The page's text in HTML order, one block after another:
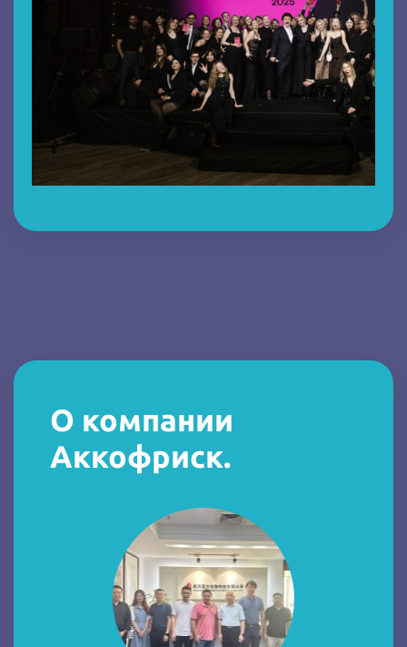
О компании
Аккофриск.